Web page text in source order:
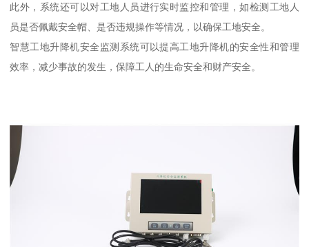
此外，系统还可以对工地人员进行实时监控和管理，如检测工地人
员是否佩戴安全帽、是否违规操作等情况，以确保工地安全。
智慧工地升降机安全监测系统可以提高工地升降机的安全性和管理
效率，减少事故的发生，保障工人的生命安全和财产安全。